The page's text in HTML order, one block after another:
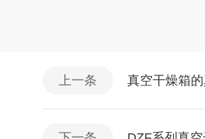
上一条 真空干燥箱